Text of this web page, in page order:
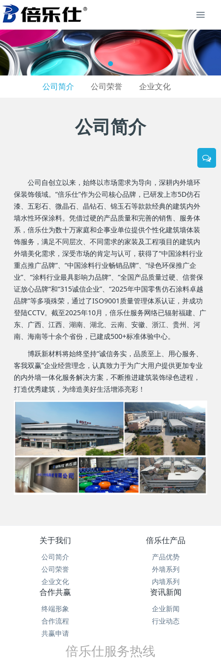
公司简介 公司荣誉 企业文化
公司简介
公司自创立以来，始终以市场需求为导向，深耕内外墙环
保装饰领域。“倍乐仕”作为公司核心品牌，已研发上市5D仿石
漆、五彩石、微晶石、晶钻石、锦玉石等款款经典的建筑内外
墙水性环保涂料。凭借过硬的产品质量和完善的销售、服务体
系，倍乐仕为数十万家庭和企事业单位提供个性化建筑墙体装
饰服务，满足不同层次、不同需求的家装及工程项目的建筑内
外墙美化需求，深受市场的肯定与认可，获得了“中国涂料行业
重点推广品牌”、“中国涂料行业畅销品牌”、“绿色环保推广企
业”、“涂料行业最具影响力品牌”、“全国产品质量过硬、信誉保
证放心品牌“和“315诚信企业”、“2025年中国零售仿石涂料卓越
品牌”等多项殊荣，通过了ISO9001质量管理体系认证，并成功
登陆CCTV。截至2025年10月，倍乐仕服务网络已辐射福建、广
东、广西、江西、湖南、湖北、云南、安徽、浙江、贵州、河
南、海南等十余个省份，已建成500+标准体验中心。
博跃新材料将始终坚持“诚信务实，品质至上、用心服务、
客我双赢”企业经营理念，认真致力于为广大用户提供更加专业
的内外墙一体化服务解决方案，不断推进建筑装饰绿色进程，
打造优秀建筑，为缔造美好生活增添亮彩！
关于我们
公司简介
公司荣誉
企业文化
倍乐仕产品
产品优势
外墙系列
内墙系列
合作共赢
终端形象
合作流程
共赢申请
资讯新闻
企业新闻
行业动态
倍乐仕服务热线